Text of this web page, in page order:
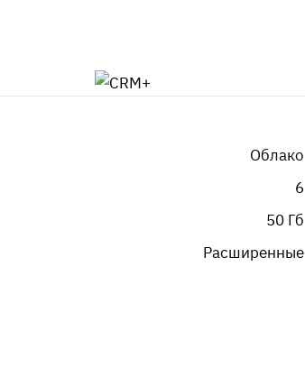
Облако
6
50 Гб
Расширенные